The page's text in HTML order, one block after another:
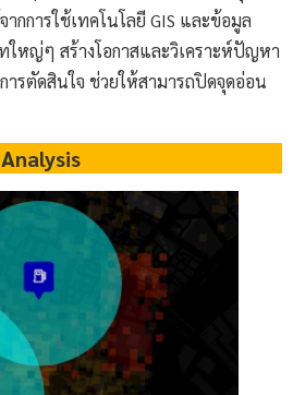
กการใช้เทคโนโลยี GIS และข้อมูล
หญ่ๆ สร้างโอกาสและวิเคราะห์ปัญหา
รตัดสินใจ ช่วยให้สามารถปิดจุดอ่อน